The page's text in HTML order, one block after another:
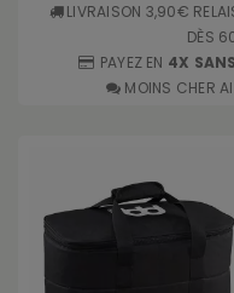
LIVRAISON 3,90€
DÈS
PAYEZ EN 4X
MOINS CHER